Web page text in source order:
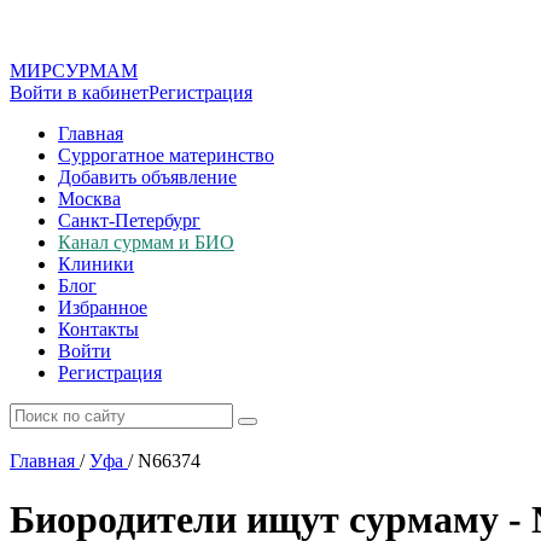
МИРСУРМАМ
Войти в кабинетРегистрация
Главная
Суррогатное материнство
Добавить объявление
Москва
Санкт-Петербург
Канал сурмам и БИО
Клиники
Блог
Избранное
Контакты
Войти
Регистрация
Главная / Уфа /N66374
Биородители ищут сурмаму -